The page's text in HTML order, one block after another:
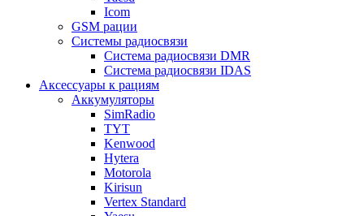
Icom
GSM рации
Системы радиосвязи
Система радиосвязи DMR
Система радиосвязи IDAS
Аксессуары к рациям
Аккумуляторы
SimRadio
TYT
Kenwood
Hytera
Motorola
Kirisun
Vertex Standard